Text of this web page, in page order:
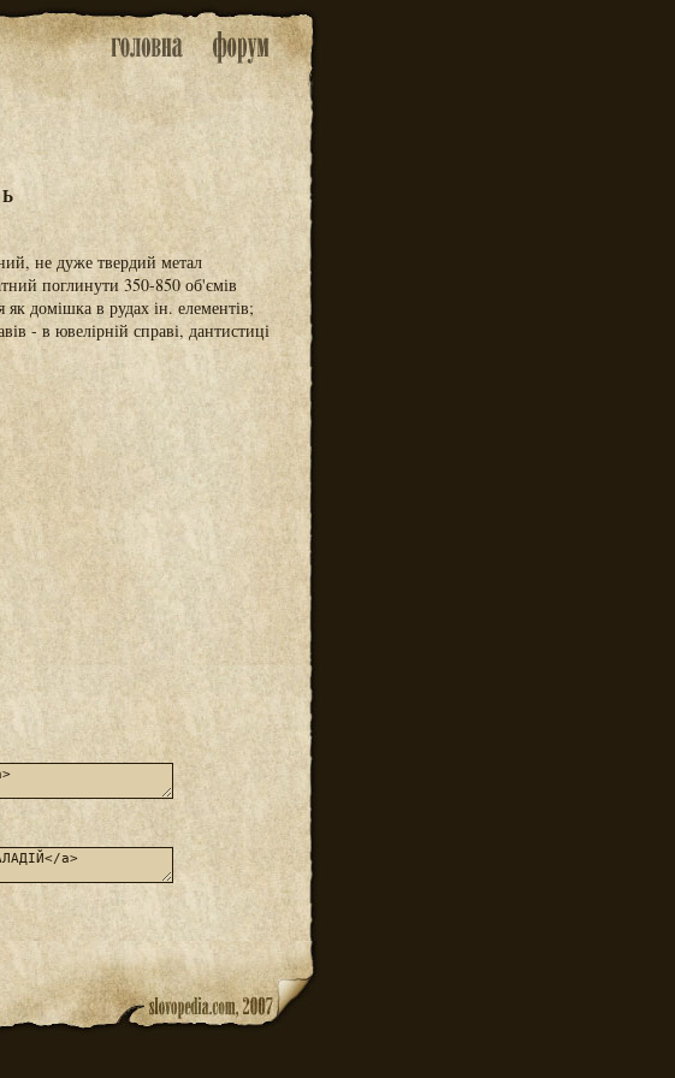
Ь
не дуже твердий метал
поглинути 350-850 об'ємів
домішка в рудах ін. елементів;
- в ювелірній справі, дантистиці